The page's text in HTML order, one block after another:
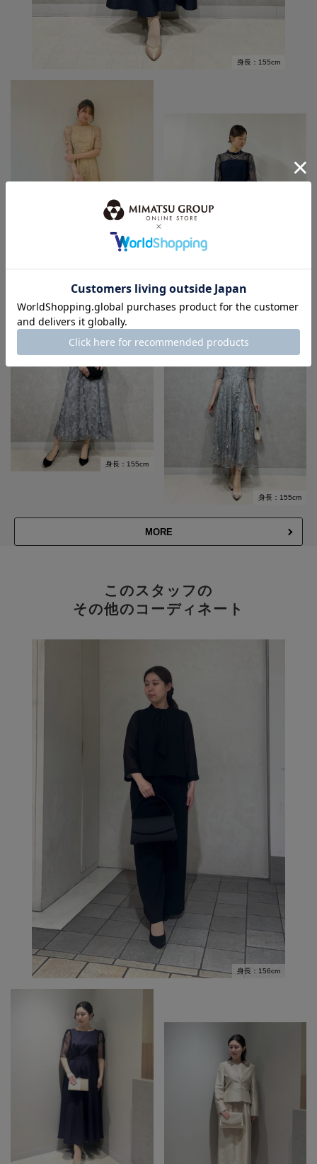
身長：155cm
身長：155cm
身長：155cm
MORE
このスタッフの
その他のコーディネート
身長：156cm